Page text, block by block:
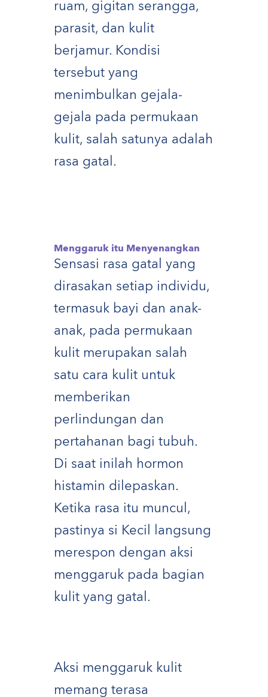
ruam, gigitan serangga,
parasit, dan kulit
berjamur. Kondisi
tersebut yang
menimbulkan gejala-
gejala pada permukaan
kulit, salah satunya adalah
rasa gatal.
Menggaruk itu Menyenangkan
Sensasi rasa gatal yang
dirasakan setiap individu,
termasuk bayi dan anak-
anak, pada permukaan
kulit merupakan salah
satu cara kulit untuk
memberikan
perlindungan dan
pertahanan bagi tubuh.
Di saat inilah hormon
histamin dilepaskan.
Ketika rasa itu muncul,
pastinya si Kecil langsung
merespon dengan aksi
menggaruk pada bagian
kulit yang gatal.
Aksi menggaruk kulit
memang terasa